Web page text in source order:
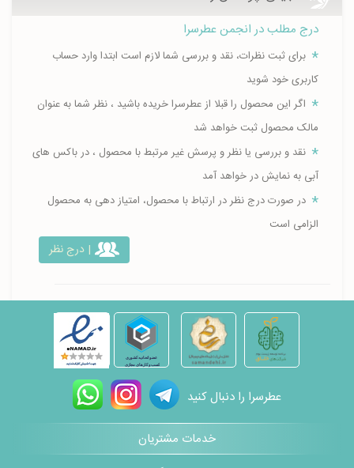
درج مطلب در انجمن عطرسرا
برای ثبت نظرات، نقد و بررسی شما لازم است ابتدا وارد حساب
کاربری خود شوید
اگر این محصول را قبلا از عطرسرا خریده باشید ، نظر شما به عنوان
مالک محصول ثبت خواهد شد
نقد و بررسی یا نظر و پرسش غیر مرتبط با محصول ، در باکس های
آبی به نمایش در خواهد آمد
در صورت درج نظر در ارتباط با محصول، امتیاز دهی به محصول
الزامی است
| درج نظر
عطرسرا را دنبال کنید
خدمات مشتریان